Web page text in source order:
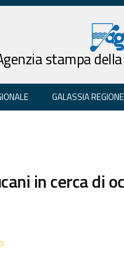
stampa
GALASSIA REGIONE
in cerca di